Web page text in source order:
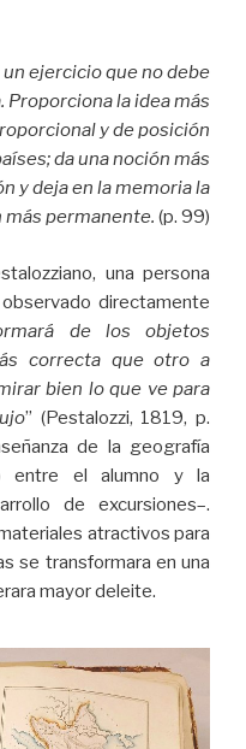
ejercicio que no debe
la idea más
y de posición
da una noción más
y deja en la memoria la
permanente. (p. 99)
una persona
directamente
de los objetos
correcta que otro a
bien lo que ve para
” (Pestalozzi, 1819, p.
de la geografía
entre el alumno y la
de excursiones–.
atractivos para
se transformara en una
mayor deleite.